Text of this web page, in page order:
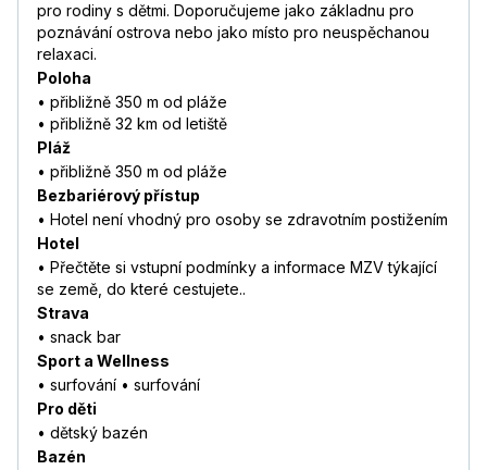
pro rodiny s dětmi. Doporučujeme jako základnu pro
poznávání ostrova nebo jako místo pro neuspěchanou
relaxaci.
Poloha
• přibližně 350 m od pláže
• přibližně 32 km od letiště
Pláž
• přibližně 350 m od pláže
Bezbariérový přístup
• Hotel není vhodný pro osoby se zdravotním postižením
Hotel
• Přečtěte si vstupní podmínky a informace MZV týkající
se země, do které cestujete..
Strava
• snack bar
Sport a Wellness
• surfování • surfování
Pro děti
• dětský bazén
Bazén